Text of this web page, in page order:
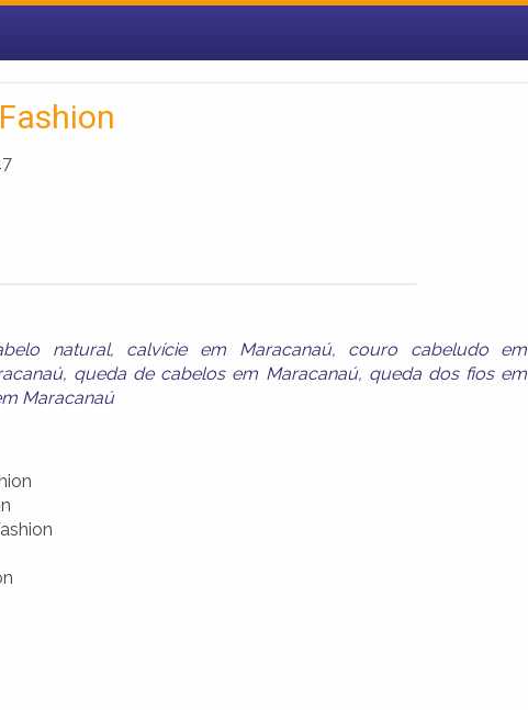
natural, calvície em Maracanaú, couro cabeludo em
, queda de cabelos em Maracanaú, queda dos fios em
Maracanaú